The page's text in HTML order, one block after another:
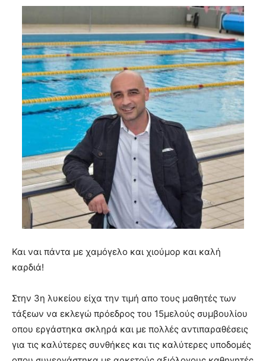
Και ναι πάντα με χαμόγελο και χιούμορ και καλή
καρδιά!
Στην 3η λυκείου είχα την τιμή απο τους μαθητές των
τάξεων να εκλεγώ πρόεδρος του 15μελούς συμβουλίου
οπου εργάστηκα σκληρά και με πολλές αντιπαραθέσεις
για τις καλύτερες συνθήκες και τις καλύτερες υποδομές